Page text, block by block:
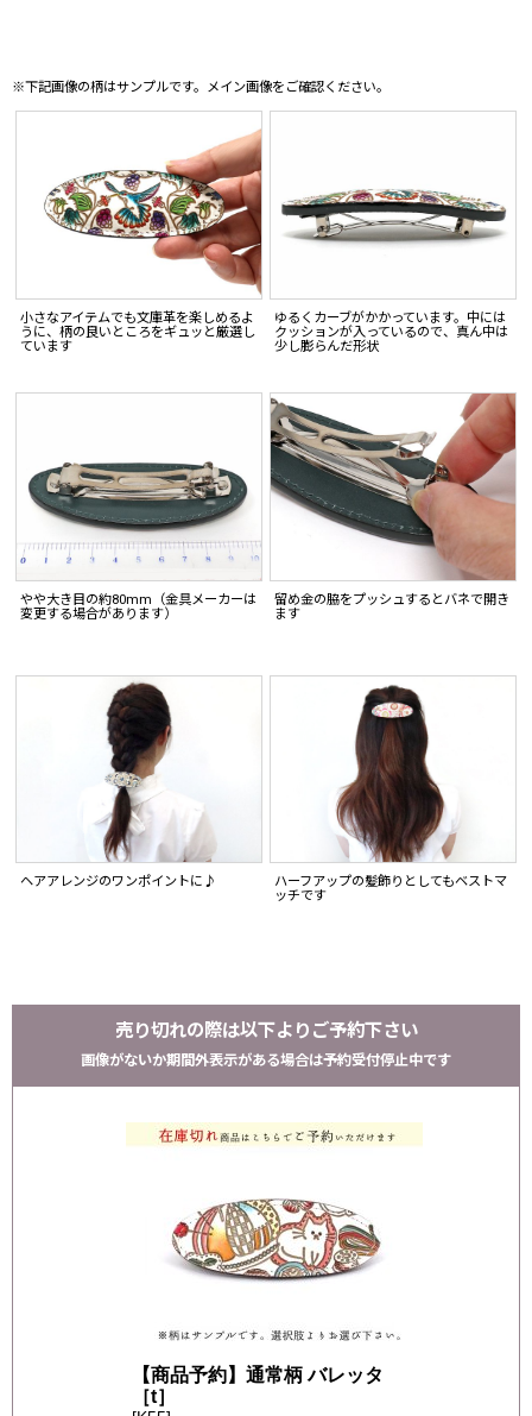
※下記画像の柄はサンプルです。メイン画像をご確認ください。
小さなアイテムでも文庫革を楽しめるよ
うに、柄の良いところをギュッと厳選し
ています
ゆるくカーブがかかっています。中には
クッションが入っているので、真ん中は
少し膨らんだ形状
やや大き目の約80mm（金具メーカーは
変更する場合があります）
留め金の脇をプッシュするとバネで開き
ます
ヘアアレンジのワンポイントに♪
ハーフアップの髪飾りとしてもベストマ
ッチです
売り切れの際は以下よりご予約下さい
画像がないか期間外表示がある場合は予約受付停止中です